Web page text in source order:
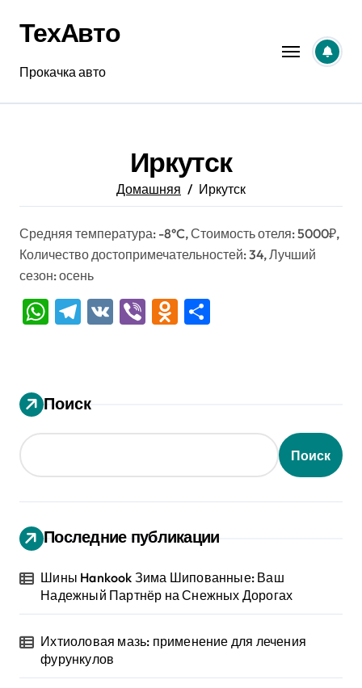
содержанию
ТехАвто
Прокачка авто
Иркутск
Домашняя Иркутск
Средняя температура: -8°C, Стоимость отеля: 5000₽,
Количество достопримечательностей: 34, Лучший
сезон: осень
WhatsApp
Telegram
VK ViberOdnoklassniki
Поиск
Поиск
Последние публикации
Шины Hankook Зима Шипованные: Ваш
Надежный Партнёр на Снежных Дорогах
Ихтиоловая мазь: применение для лечения
фурункулов